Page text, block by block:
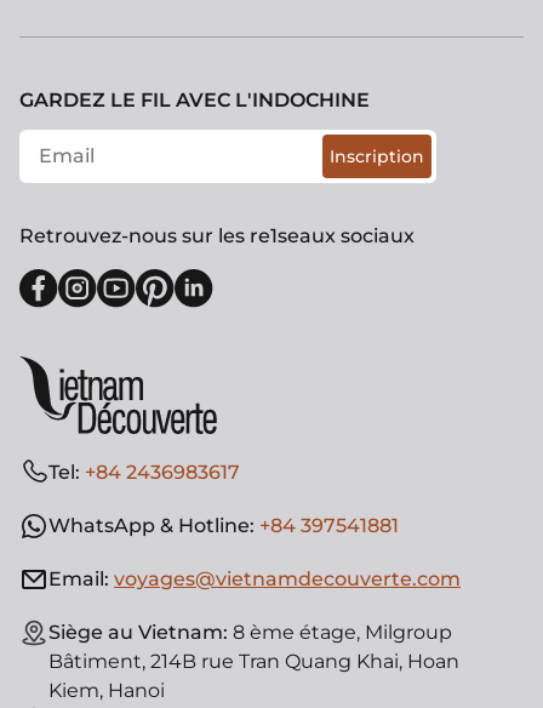
Tel: +84 2436983617
WhatsApp & Hotline: +84 397541881
Email: voyages@vietnamdecouverte.com
Siège au Vietnam: 8 ème étage, Milgroup
Bâtiment, 214B rue Tran Quang Khai, Hoan
Kiem, Hanoi
GARDEZ LE FIL AVEC L'INDOCHINE
Inscription
Retrouvez-nous sur les re1seaux sociaux